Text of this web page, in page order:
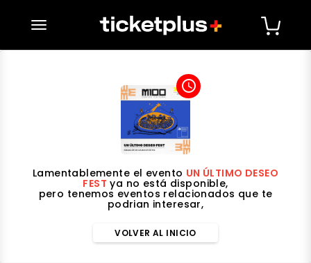
desplegar navegación
access_time
Lamentablemente el evento UN ÚLTIMO DESEO
FEST ya no está disponible,
pero tenemos eventos relacionados que te
podrian interesar,
VOLVER AL INICIO